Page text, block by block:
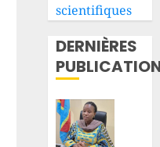
scientifiques
DERNIÈRES